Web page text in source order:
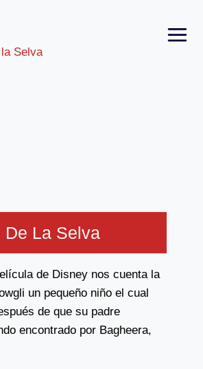
De La Selva
de Disney nos cuenta la
un pequeño niño el cual
de que su padre
encontrado por Bagheera,